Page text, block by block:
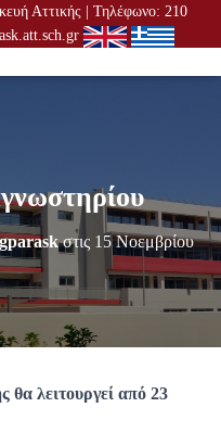
Αττικής | Τηλέφωνο: 210
Ν
Ή
Π
Λ
Ο
Ή
στις 15 Νοεμβρίου
θα λειτουργεί από 23